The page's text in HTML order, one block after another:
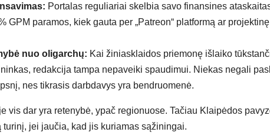
Portalas reguliariai skelbia savo finansines
GPM paramos, kiek gauta per „Patreon“ platformą ar
nuo oligarchų: Kai žiniasklaidos priemonę išlaiko
redakcija tampa nepaveiki spaudimui. Niekas negali
nes tikrasis darbdavys yra bendruomenė.
vis dar yra retenybė, ypač regionuose. Tačiau Klaipėdos
turinį, jei jaučia, kad jis kuriamas sąžiningai.